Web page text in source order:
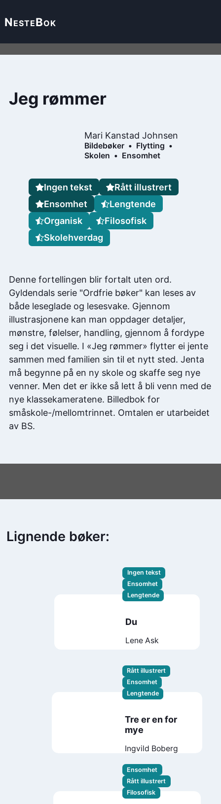
NesteBok
Jeg rømmer
Mari Kanstad Johnsen
Bildebøker
Flytting
Skolen
Ensomhet
Denne fortellingen blir fortalt uten ord.
Gyldendals serie "Ordfrie bøker" kan leses av
både leseglade og lesesvake. Gjennom
illustrasjonene kan man oppdager detaljer,
mønstre, følelser, handling, gjennom å fordype
seg i det visuelle. I «Jeg rømmer» flytter ei jente
sammen med familien sin til et nytt sted. Jenta
må begynne på en ny skole og skaffe seg nye
venner. Men det er ikke så lett å bli venn med de
nye klassekameratene. Billedbok for
småskole-/mellomtrinnet. Omtalen er utarbeidet
av BS.
Ingen tekst
Rått illustrert
Ensomhet
Lengtende
Organisk
Filosofisk
Skolehverdag
Lignende bøker:
Ingen tekst
Ensomhet
Lengtende
Du
Lene Ask
Rått illustrert
Ensomhet
Lengtende
Tre er en for
mye
Ingvild Boberg
Ensomhet
Rått illustrert
Filosofisk